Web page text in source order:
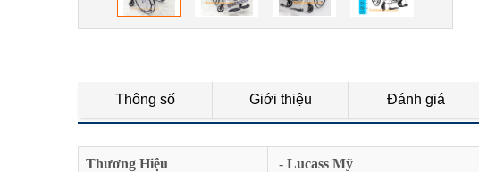
Thông số Giới thiệu Đánh giá
Thương Hiệu - Lucass Mỹ